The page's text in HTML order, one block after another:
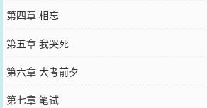
第四章 相忘
第五章 我哭死
第六章 大考前夕
第七章 笔试